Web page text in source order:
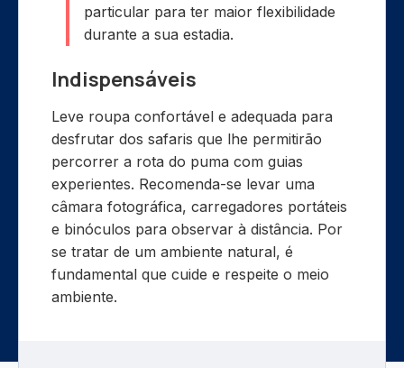
particular para ter maior flexibilidade
durante a sua estadia.
Indispensáveis
Leve roupa confortável e adequada para
desfrutar dos safaris que lhe permitirão
percorrer a rota do puma com guias
experientes. Recomenda-se levar uma
câmara fotográfica, carregadores portáteis
e binóculos para observar à distância. Por
se tratar de um ambiente natural, é
fundamental que cuide e respeite o meio
ambiente.